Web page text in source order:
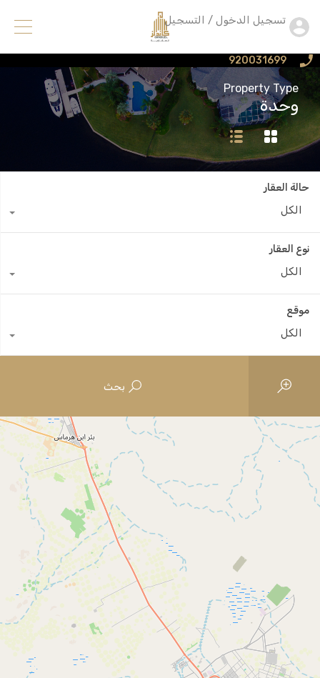
920031699
تسجيل الدخول / التسجيل
Property Type
وحدة
حالة العقار
الكل
نوع العقار
الكل
موقع
الكل
بحث